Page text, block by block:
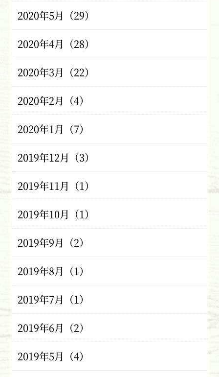
2020年5月（29）
2020年4月（28）
2020年3月（22）
2020年2月（4）
2020年1月（7）
2019年12月（3）
2019年11月（1）
2019年10月（1）
2019年9月（2）
2019年8月（1）
2019年7月（1）
2019年6月（2）
2019年5月（4）